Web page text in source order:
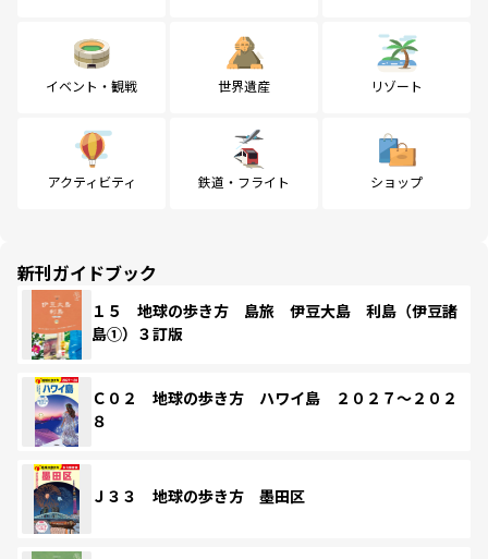
イベント・観戦 世界遺産 リゾート
アクティビティ 鉄道・フライト ショップ
新刊ガイドブック
１５ 地球の歩き方 島旅 伊豆大島 利島（伊豆諸
島①）３訂版
Ｃ０２ 地球の歩き方 ハワイ島 ２０２７～２０２
８
Ｊ３３ 地球の歩き方 墨田区